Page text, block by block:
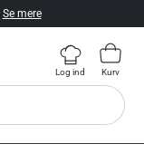
Se mere
Log ind Kurv